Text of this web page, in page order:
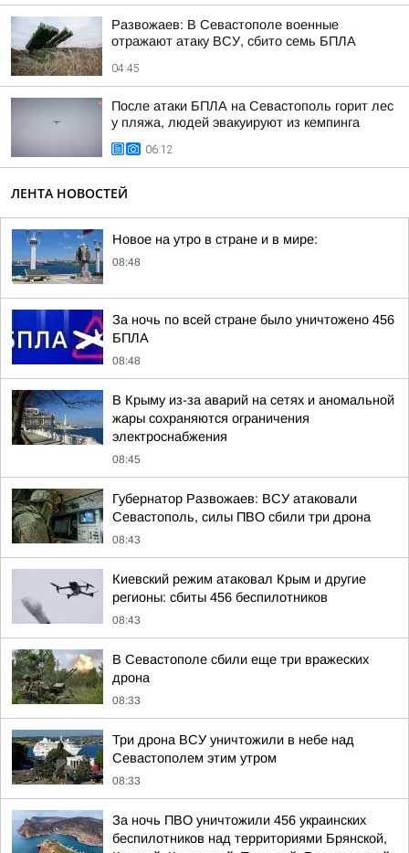
Развожаев: В Севастополе военные
отражают атаку ВСУ, сбито семь БПЛА
04:45
После атаки БПЛА на Севастополь горит лес
у пляжа, людей эвакуируют из кемпинга
06:12
ЛЕНТА НОВОСТЕЙ
Новое на утро в стране и в мире:
08:48
За ночь по всей стране было уничтожено 456
БПЛА
08:48
В Крыму из-за аварий на сетях и аномальной
жары сохраняются ограничения
электроснабжения
08:45
Губернатор Развожаев: ВСУ атаковали
Севастополь, силы ПВО сбили три дрона
08:43
Киевский режим атаковал Крым и другие
регионы: сбиты 456 беспилотников
08:43
В Севастополе сбили еще три вражеских
дрона
08:33
Три дрона ВСУ уничтожили в небе над
Севастополем этим утром
08:33
За ночь ПВО уничтожили 456 украинских
беспилотников над территориями Брянской,